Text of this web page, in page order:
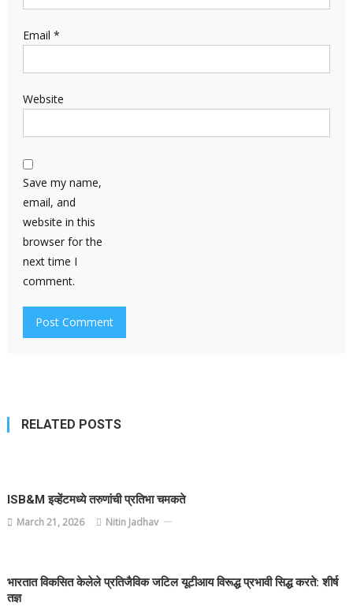
Email *
Website
Save my name,
email, and
website in this
browser for the
next time I
comment.
RELATED POSTS
ISB&M इव्हेंटमध्ये तरुणांची प्रतिभा चमकते
March 21, 2026 Nitin Jadhav
भारतात विकसित केलेले प्रतिजैविक जटिल यूटीआय विरूद्ध प्रभावी सिद्ध करते: शीर्ष
तज्ञ